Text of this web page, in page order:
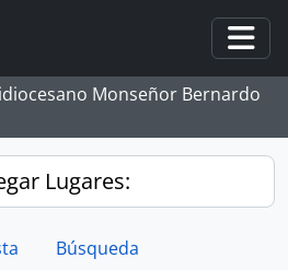
Monseñor Bernardo
Lugares:
Búsqueda